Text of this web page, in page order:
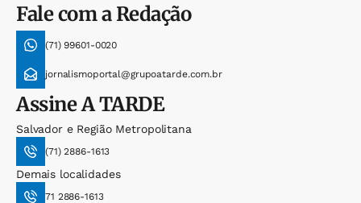
Fale com a Redação
(71) 99601-0020
jornalismoportal@grupoatarde.com.br
AssineA TARDE
Salvador e Região Metropolitana
(71) 2886-1613
Demais localidades
71 2886-1613